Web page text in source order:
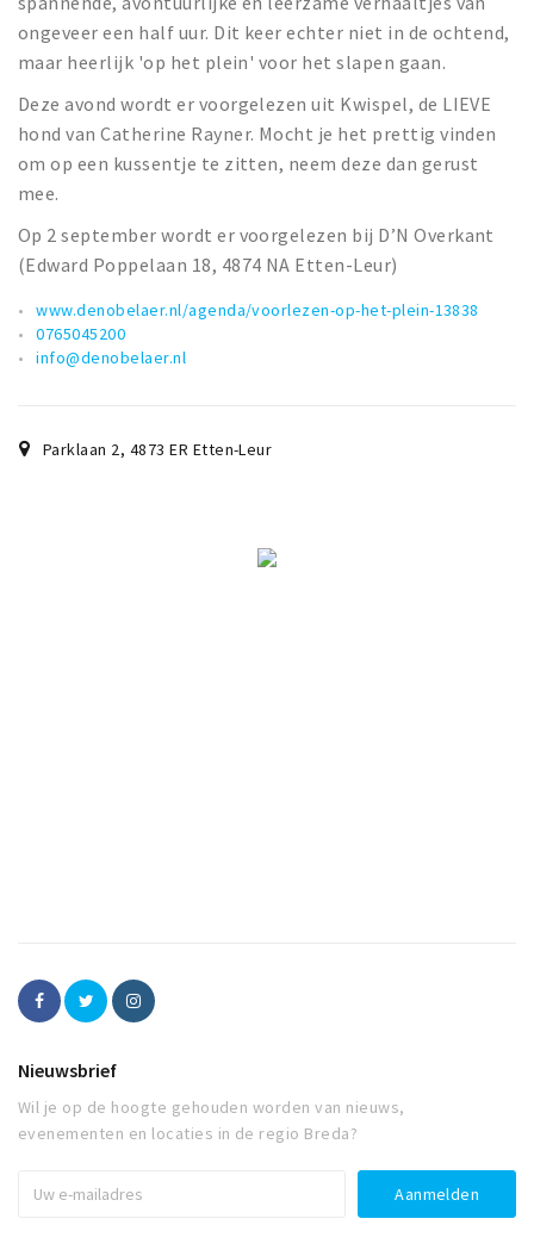
Sport
Inloggen
ongeveer een half uur. Dit keer echter niet in de ochtend,
maar heerlijk 'op het plein' voor het slapen gaan.
Deze avond wordt er voorgelezen uit Kwispel, de LIEVE
hond van Catherine Rayner. Mocht je het prettig vinden
om op een kussentje te zitten, neem deze dan gerust
mee.
Op 2 september wordt er voorgelezen bij D’N Overkant
(Edward Poppelaan 18, 4874 NA Etten-Leur)
www.denobelaer.nl/agenda/voorlezen-op-het-plein-13838
0765045200
info@denobelaer.nl
Parklaan 2, 4873 ER Etten-Leur
Nieuwsbrief
Wil je op de hoogte gehouden worden van nieuws,
evenementen en locaties in de regio Breda?